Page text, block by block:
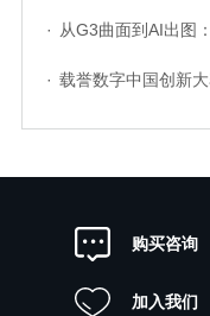
· 从G3曲面到AI出图：国产工业设计
· 载誉数字中国创新大赛！中望软件携手
购买咨询
加入我们